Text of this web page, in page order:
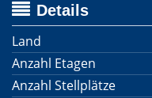
Details
Land
Anzahl Etagen
Anzahl Stellplätze